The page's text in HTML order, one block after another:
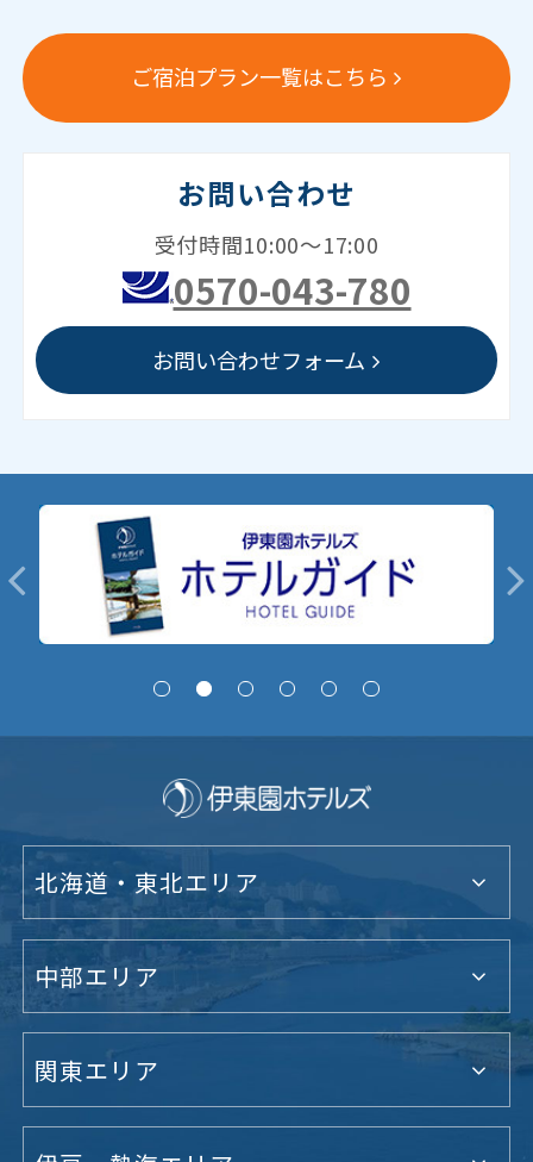
ご宿泊プラン一覧はこちら
お問い合わせ
受付時間10:00～17:00
0570-043-780
お問い合わせフォーム
北海道・東北エリア
中部エリア
関東エリア